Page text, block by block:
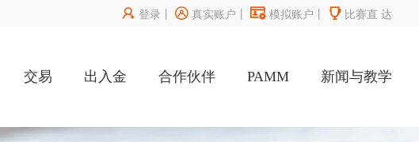
 登录 丨 真实账户  模拟账户  比赛直 达
交易 出入金 合作伙伴 PAMM 新闻与教学